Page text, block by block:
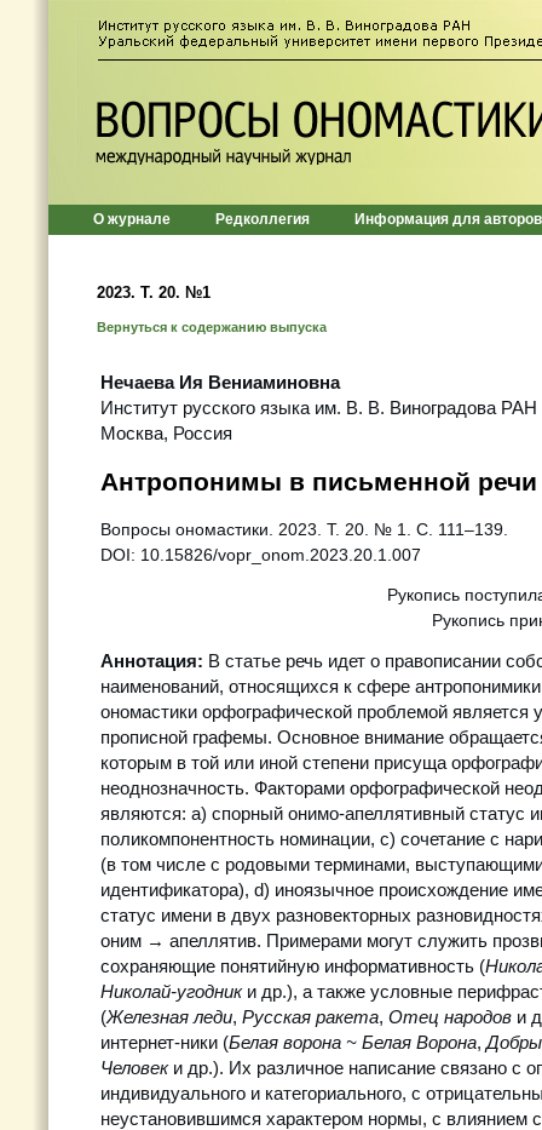
О журнале Редколлегия Информация для авторов
2023. Т. 20. №1
Вернуться к содержанию выпуска
Нечаева Ия Вениаминовна
Институт русского языка им. В. В. Виноградова РАН
Москва, Россия
Антропонимы в письменной речи
Вопросы ономастики. 2023. Т. 20. № 1. С. 111–139.
DOI: 10.15826/vopr_onom.2023.20.1.007
Рукопись
Рукопись
Аннотация: В статье речь идет о правописании
наименований, относящихся к сфере
ономастики орфографической проблемой является
прописной графемы. Основное внимание
которым в той или иной степени присуща
неоднозначность. Факторами орфографической
являются: a) спорный онимо-апеллятивный статус
поликомпонентность номинации, c) сочетание с
(в том числе с родовыми терминами,
идентификатора), d) иноязычное происхождение
статус имени в двух разновекторных
оним → апеллятив. Примерами могут служить
сохраняющие понятийную информативность (
Николай-угодник и др.), а также условные
(Железная леди, Русская ракета, Отец народов и
интернет-ники (Белая ворона ~ Белая Ворона,
Человек и др.). Их различное написание связано с
индивидуального и категориального, с
неустановившимся характером нормы, с влиянием